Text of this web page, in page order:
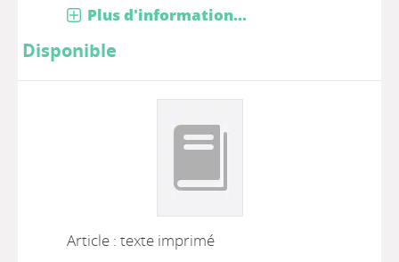
Plus d'information...
Disponible
Article : texte imprimé